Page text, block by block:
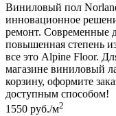
Виниловый пол
инновационное
ремонт. Современные
повышенная степень
все это Alpine Floor.
магазине виниловый
корзину, оформите
доступным способом!
1550 руб./м2